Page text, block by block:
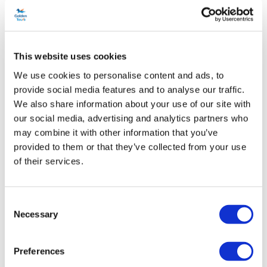
This website uses cookies
We use cookies to personalise content and ads, to
provide social media features and to analyse our traffic.
We also share information about your use of our site with
our social media, advertising and analytics partners who
may combine it with other information that you’ve
provided to them or that they’ve collected from your use
of their services.
Selection
Necessary
Preferences
Localisation what3words :
Heure de la réunion :9h30
Heure de départ : 10h00
Départ de Victoria à 10h00. Adresse :
Arrêt de bus 1, Bulleid
Way, Victoria, Londres SW1W 9SR
Itinéraire depuis la gare Victoria jusqu'à Bulleid Way :
Sortez de la gare Victoria par l'entrée de Buckingham Palace
Road, à droite des quais du Gatwick Express. Tournez à
gauche et descendez Buckingham Palace Road jusqu'au